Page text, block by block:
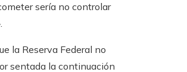
sería no controlar
la Reserva Federal no
sentada la continuación